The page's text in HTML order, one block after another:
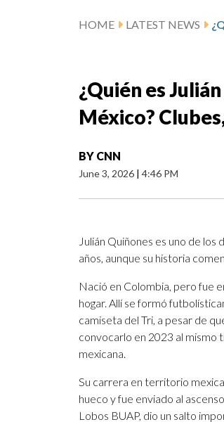
HOME LATEST NEWS
¿Quién es
México?
BY CNN
June 3, 2026 | 4:46 PM
Julián Quiñones es uno de
años, aunque su historia
Nació en Colombia, pero fue
hogar. Allí se formó
camiseta del Tri, a pesar de
convocarlo en 2023 al mismo
mexicana.
Su carrera en territorio
hueco y fue enviado al
Lobos BUAP, dio un salto